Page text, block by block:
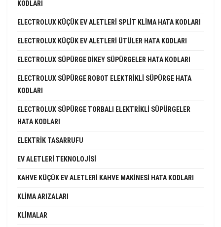
KODLARI
ELECTROLUX KÜÇÜK EV ALETLERI SPLIT KLIMA HATA KODLARI
ELECTROLUX KÜÇÜK EV ALETLERI ÜTÜLER HATA KODLARI
ELECTROLUX SÜPÜRGE DIKEY SÜPÜRGELER HATA KODLARI
ELECTROLUX SÜPÜRGE ROBOT ELEKTRIKLI SÜPÜRGE HATA
KODLARI
ELECTROLUX SÜPÜRGE TORBALI ELEKTRIKLI SÜPÜRGELER
HATA KODLARI
ELEKTRIK TASARRUFU
EV ALETLERI TEKNOLOJISI
KAHVE KÜÇÜK EV ALETLERI KAHVE MAKINESI HATA KODLARI
KLIMA ARIZALARI
KLIMALAR